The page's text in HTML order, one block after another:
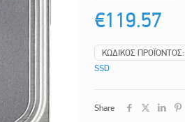
€119.57
ΚΩΔΙΚΌΣ ΠΡΟΪΌΝΤΟΣ:
SSD
Share